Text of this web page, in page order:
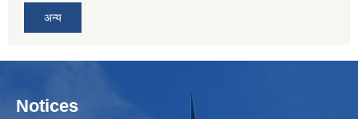
अन्य
Notices